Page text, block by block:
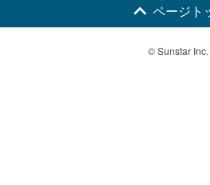
ページト
© Sunstar Inc.